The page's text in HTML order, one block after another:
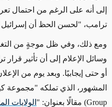
إلى أنه على الرغم من احتمال
ترامب، "لحسن الحظ أن إسرائيل
ومع ذلك، وفي ظل موجةٍ من
وسائل الإعلام إلى أن تأثير
Group) مقالًا بعنوان: "
الولايات